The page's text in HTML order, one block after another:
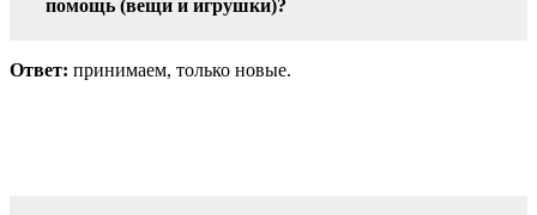
помощь (вещи и игрушки)?
Ответ: принимаем, только новые.